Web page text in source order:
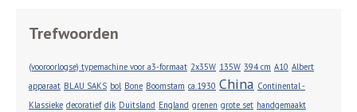
Trefwoorden
(vooroorlogse) typemachine voor a3-formaat 2x35W 135W 394 cm A10 Albert
apparaat BLAU SAKS bol Bone Boomstam ca.1930 China Continental -
Klassieke decoratief dik Duitsland England grenen grote set handgemaakt